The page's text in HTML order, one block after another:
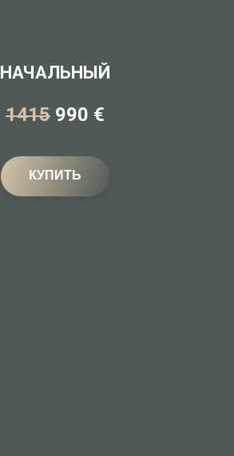
НАЧАЛЬНЫЙ
1415 990 €
КУПИТЬ